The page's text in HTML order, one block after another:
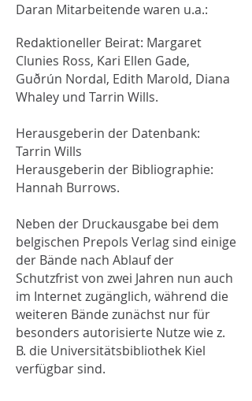
Daran Mitarbeitende waren u.a.:
Redaktioneller Beirat: Margaret
Clunies Ross, Kari Ellen Gade,
Guðrún Nordal, Edith Marold, Diana
Whaley und Tarrin Wills.
Herausgeberin der Datenbank:
Tarrin Wills
Herausgeberin der Bibliographie:
Hannah Burrows.
Neben der Druckausgabe bei dem
belgischen Prepols Verlag sind einige
der Bände nach Ablauf der
Schutzfrist von zwei Jahren nun auch
im Internet zugänglich, während die
weiteren Bände zunächst nur für
besonders autorisierte Nutze wie z.
B. die Universitätsbibliothek Kiel
verfügbar sind.